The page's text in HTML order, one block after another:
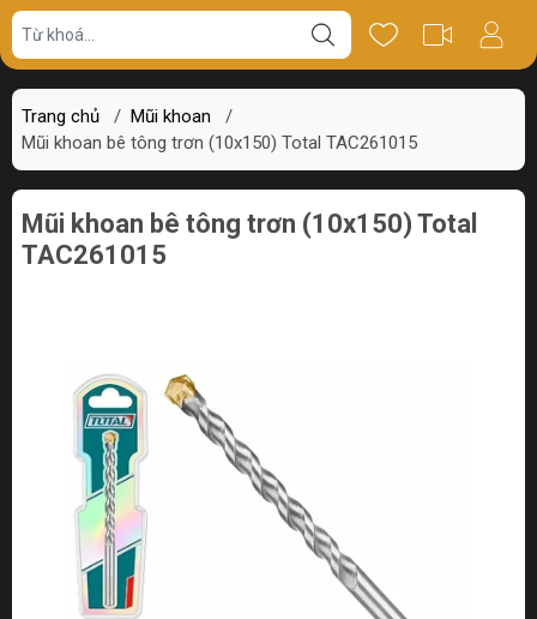
Trang chủ / Mũi khoan
/
Mũi khoan bê tông trơn (10x150) Total TAC261015
Giá bán Thông số Review
Mũi khoan bê tông trơn (10x150) Total
TAC261015